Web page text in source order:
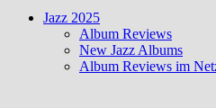
Jazz 2025
Album Reviews
New Jazz Albums
Album Reviews im